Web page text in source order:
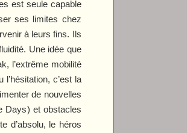
est seule capable
ses limites chez
à leurs fins. Ils
Une idée que
, l’extrême mobilité
l’hésitation, c’est la
de nouvelles
Days) et obstacles
d’absolu, le héros